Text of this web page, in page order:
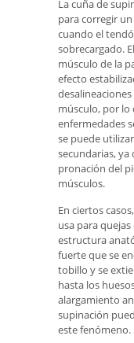
La cuña de
para corregir
cuando el
sobrecargado.
músculo de la
efecto
músculo, por lo
enfermedades
se puede
secundarias,
pronación del
músculos.
En ciertos
usa para
estructura
fuerte que se
tobillo y se
hasta los
alargamiento
supinación
este fenómeno.